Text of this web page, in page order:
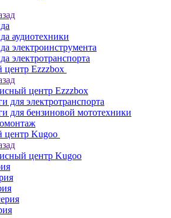
аудиотехники
электроинструмента
электротранспорта
Ezzzbox
центр Ezzzbox
для электротранспорта
для бензиновой мототехники
центр Kugoo
центр Kugoo